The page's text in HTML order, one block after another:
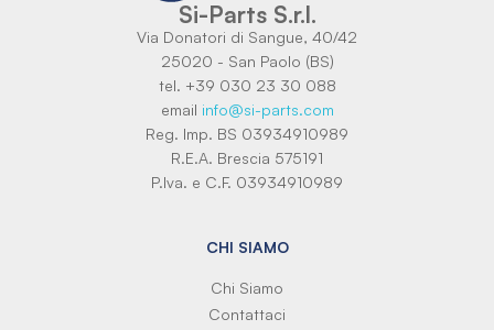
Si-Parts S.r.l.
Via Donatori di Sangue, 40/42
25020 - San Paolo (BS)
tel. +39 030 23 30 088
email info@si-parts.com
Reg. Imp. BS 03934910989
R.E.A. Brescia 575191
P.Iva. e C.F. 03934910989
CHI SIAMO
Chi Siamo
Contattaci